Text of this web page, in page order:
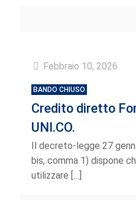
Febbraio 10, 2026
BANDO CHIUSO
Credito diretto
UNI.CO.
Il decreto-legge 27
bis, comma 1) dispone
utilizzare […]